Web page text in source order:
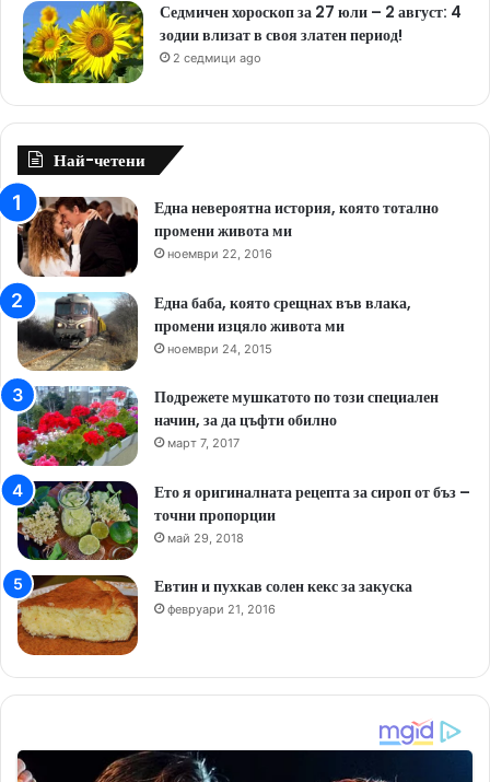
Седмичен хороскоп за 27 юли – 2 август: 4
зодии влизат в своя златен период!
2 седмици ago
Най-четени
Една невероятна история, която тотално
промени живота ми
ноември 22, 2016
Една баба, която срещнах във влака,
промени изцяло живота ми
ноември 24, 2015
Подрежете мушкатото по този специален
начин, за да цъфти обилно
март 7, 2017
Ето я оригиналната рецепта за сироп от бъз –
точни пропорции
май 29, 2018
Евтин и пухкав солен кекс за закуска
февруари 21, 2016